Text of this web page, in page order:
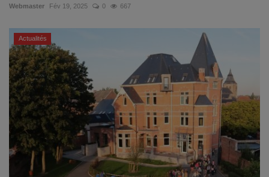
Webmaster Fév 19, 2025 0 667
Actualités